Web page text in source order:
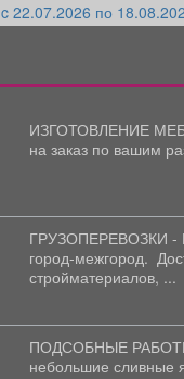
c 22.07.2026 по
ИЗГОТОВЛЕНИЕ
на заказ по вашим
ГРУЗОПЕРЕВОЗКИ
город-межгород.
стройматериалов, ...
ПОДСОБНЫЕ
небольшие сливные